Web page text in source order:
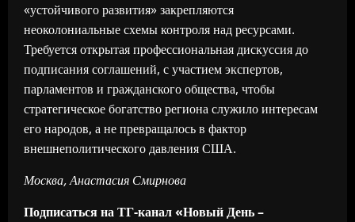
«устойчивого развития» закрепляются
неоколониальные схемы контроля над ресурсами.
Требуется открытая профессиональная дискуссия до
подписания соглашений, с участием экспертов,
парламентов и гражданского общества, чтобы
стратегическое богатство региона служило интересам
его народов, а не превращалось в фактор
внешнеполитического давления США.
Москва, Анастасия Смирнова
Подписаться на ТГ-канал «Новый День –